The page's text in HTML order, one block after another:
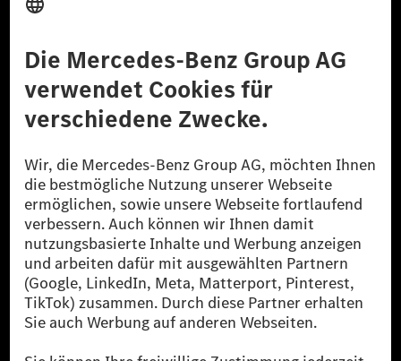
© 2026 Mercedes-Benz Group AG. Alle Rechte vorbehalten.
reduzierte CO₂-Emissionen bei der Mercedes-Benz Group durch
zertifizierte Ausgleichsprojekte kompensiert werden.
[2] Renewable Charging ist ein integraler Bestandteil von MB.CHARGE
Public in Europa, den USA, Kanada und China. Sofern an der jeweiligen
Ladestation noch kein Strom aus erneuerbaren Energien vorliegt,
verwendet Renewable Charging Grünstromzertifikate*. Diese stellen
sicher, dass für Ladevorgänge über MB.CHARGE Public eine äquivalente
Strommenge aus erneuerbaren Energien ins Stromnetz eingespeist wird.
Sie stammen ausschließlich aus Wind- und Solarkraftanlagen, die jünger
als sechs Jahre sind.
* Inkl. EKOenergy Ökolabel
* Die angegebenen Werte wurden nach dem vorgeschriebenen